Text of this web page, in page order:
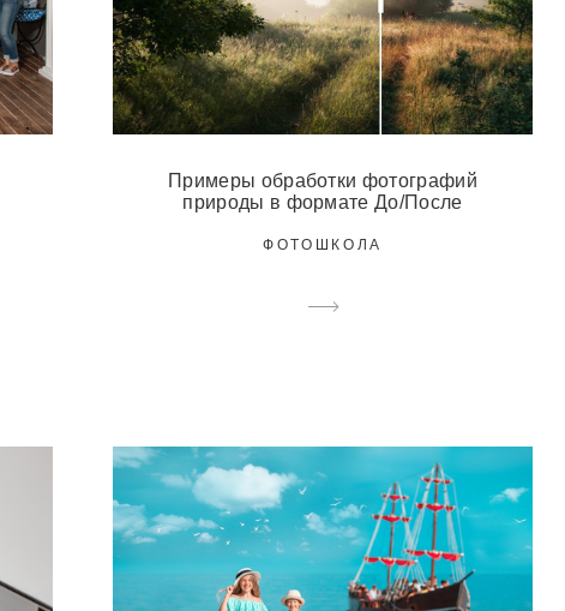
Примеры обработки фотографий
природы в формате До/После
ФОТОШКОЛА